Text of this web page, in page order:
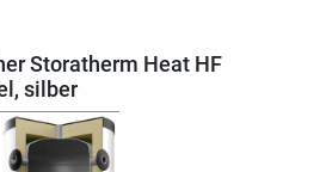
Storatherm Heat HF
silber